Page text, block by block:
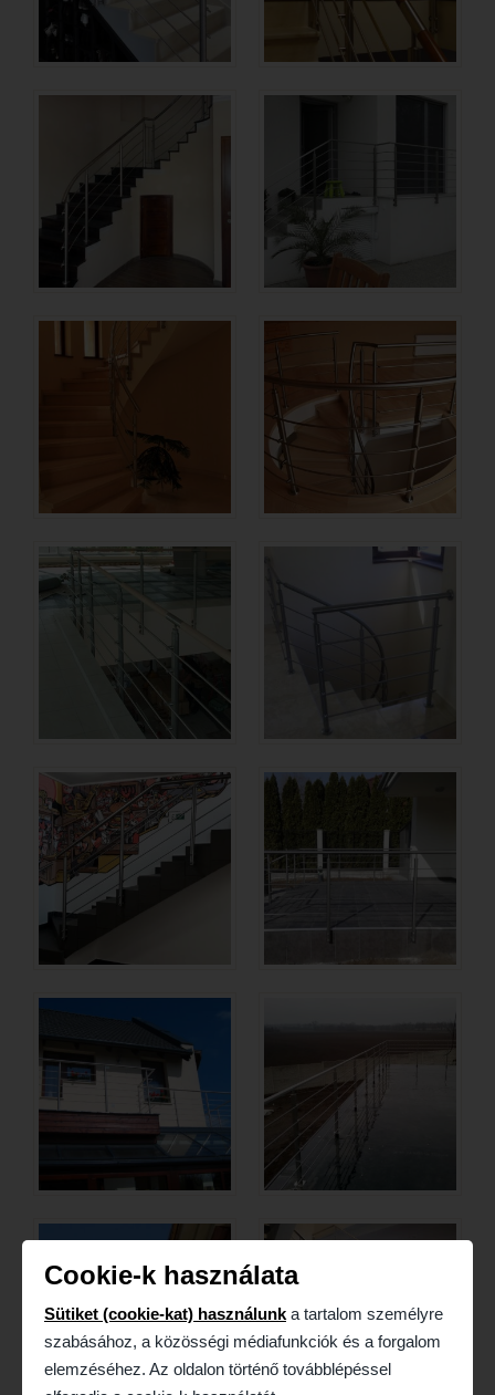
Cookie-k használata
Sütiket (cookie-kat) használunk a tartalom személyre
szabásához, a közösségi médiafunkciók és a forgalom
elemzéséhez. Az oldalon történő továbblépéssel